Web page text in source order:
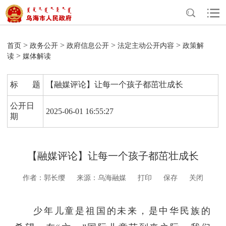
首页 >政务公开 >政府信息公开 >法定主动公开内容 >政策解
读 >媒体解读
标 题 【融媒评论】让每一个孩子都茁壮成长
公开日
期
2025-06-01 16:55:27
【融媒评论】让每一个孩子都茁壮成长
作者：郭长缨 来源：乌海融媒 打印 保存 关闭
少年儿童是祖国的未来，是中华民族的